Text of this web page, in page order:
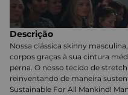
Descrição
Nossa clássica skinny
corpos graças à sua cintura
perna. O nosso tecido de
reinventando de maneira
Sustainable For All Mankind!